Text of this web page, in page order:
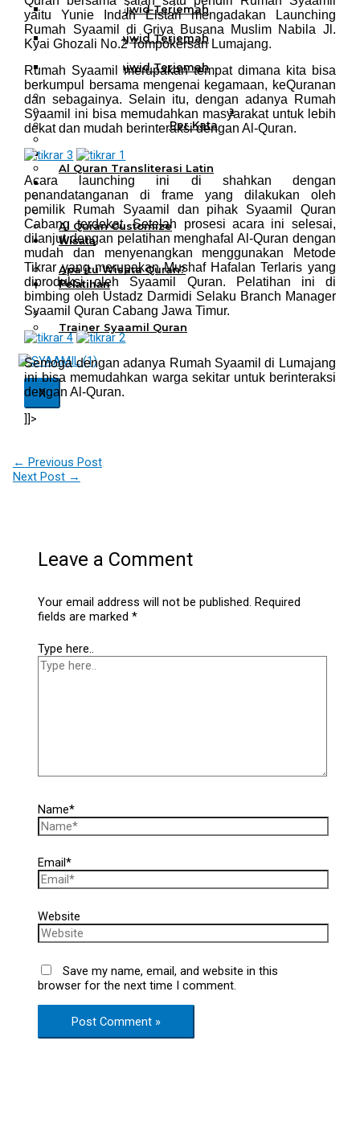
Al Quran Tajwid Terjemah
Bukhara A6
Al Quran Tajwid Terjemah
Bukhara A5
Al Quran Tajwid Terjemah
Bukhara B5
Al Quran Spesial Wanita
Al Quran Spesial Wanita Azalia
Al Quran Terjemah Per Kata
Mushaf Tilawah Quba
Al Quran Transliterasi Latin
Kemitraan
Rumah Syaamil
Wholesale & Retail
Al Quran Customize
Wisata
Quran
Apa itu Wisata Quran?
Pelatihan
Kequranan
Apa itu Pelatihan Quran?
Trainer Syaamil Quran
X
yaitu Yunie Indah Elstari mengadakan Launching
Rumah Syaamil di Griya Busana Muslim Nabila Jl.
Kyai Ghozali No.2 Tompokersan Lumajang.
Rumah Syaamil merupakan tempat dimana kita bisa
berkumpul bersama mengenai kegamaan, keQuranan
dan sebagainya. Selain itu, dengan adanya Rumah
Syaamil ini bisa memudahkan masyarakat untuk lebih
dekat dan mudah berinteraksi dengan Al-Quran.
Acara launching ini di shahkan dengan
penandatanganan di frame yang dilakukan oleh
pemilik Rumah Syaamil dan pihak Syaamil Quran
Cabang terdekat. Setelah prosesi acara ini selesai,
dilanjut dengan pelatihan menghafal Al-Quran dengan
mudah dan menyenangkan menggunakan Metode
Tikrar yang merupakan Mushaf Hafalan Terlaris yang
diproduksi oleh Syaamil Quran. Pelatihan ini di
bimbing oleh Ustadz Darmidi Selaku Branch Manager
Syaamil Quran Cabang Jawa Timur.
Semoga dengan adanya Rumah Syaamil di Lumajang
ini bisa memudahkan warga sekitar untuk berinteraksi
dengan Al-Quran.
]]>
← Previous Post
Next Post →
Leave a Comment
Your email address will not be published. Required
fields are marked*
Type here..
Name*
Email*
Website
Save my name, email, and website in this
browser for the next time I comment.